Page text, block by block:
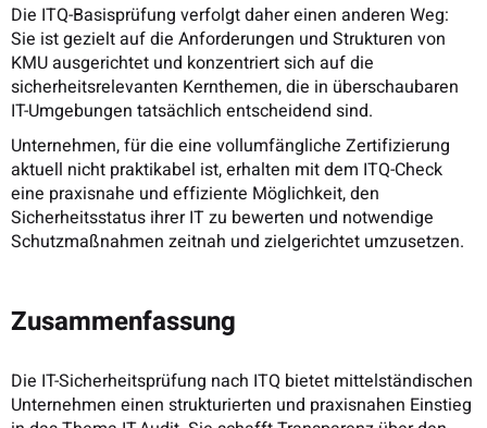
Die ITQ-Basisprüfung verfolgt daher einen anderen Weg:
Sie ist gezielt auf die Anforderungen und Strukturen von
KMU ausgerichtet und konzentriert sich auf die
sicherheitsrelevanten Kernthemen, die in überschaubaren
IT-Umgebungen tatsächlich entscheidend sind.
Unternehmen, für die eine vollumfängliche Zertifizierung
aktuell nicht praktikabel ist, erhalten mit dem ITQ-Check
eine praxisnahe und effiziente Möglichkeit, den
Sicherheitsstatus ihrer IT zu bewerten und notwendige
Schutzmaßnahmen zeitnah und zielgerichtet umzusetzen.
Zusammenfassung
Die IT-Sicherheitsprüfung nach ITQ bietet mittelständischen
Unternehmen einen strukturierten und praxisnahen Einstieg